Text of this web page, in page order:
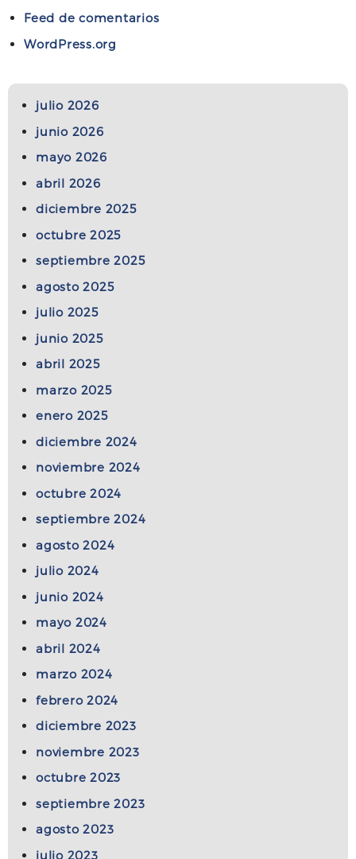
Feed de comentarios
WordPress.org
julio 2026
junio 2026
mayo 2026
abril 2026
diciembre 2025
octubre 2025
septiembre 2025
agosto 2025
julio 2025
junio 2025
abril 2025
marzo 2025
enero 2025
diciembre 2024
noviembre 2024
octubre 2024
septiembre 2024
agosto 2024
julio 2024
junio 2024
mayo 2024
abril 2024
marzo 2024
febrero 2024
diciembre 2023
noviembre 2023
octubre 2023
septiembre 2023
agosto 2023
julio 2023